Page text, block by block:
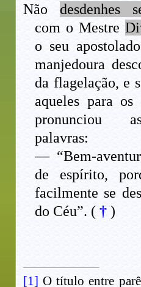
Não desdenhes
com o Mestre
o seu
manjedoura
da flagelação, e
aqueles para
pronunciou
palavras:
— “Bem-
de espírito,
facilmente se
do Céu”. ( †)
[1] O título entre